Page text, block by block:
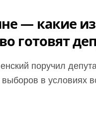
— какие
готовят
в условиях